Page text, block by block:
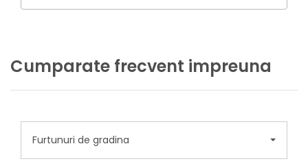
Cumparate frecvent impreuna
Furtunuri de gradina